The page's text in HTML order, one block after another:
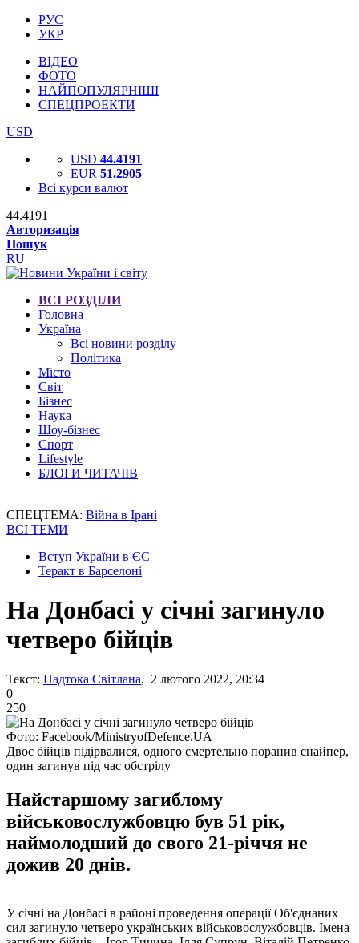
РУС
УКР
ВІДЕО
ФОТО
НАЙПОПУЛЯРНІШІ
СПЕЦПРОЕКТИ
USD
USD 44.4191
EUR 51.2905
Всі курси валют
44.4191
Авторизація
Пошук
RU
ВСІ РОЗДІЛИ
Головна
Україна
Всі новини розділу
Політика
Місто
Світ
Бізнес
Наука
Шоу-бізнес
Спорт
Lifestyle
БЛОГИ ЧИТАЧІВ
СПЕЦТЕМА: Війна в Ірані
ВСІ ТЕМИ
Вступ України в ЄС
Теракт в Барселоні
На Донбасі у січні загинуло
четверо бійців
Текст: Надтока Світлана, 2 лютого 2022, 20:34
0
250
Фото: Facebook/MinistryofDefence.UA
Двоє бійців підірвалися, одного смертельно поранив снайпер,
один загинув під час обстрілу
Найстаршому загиблому
військовослужбовцю був 51 рік,
наймолодший до свого 21-річчя не
дожив 20 днів.
У січні на Донбасі в районі проведення операції Об'єднаних
сил загинуло четверо українських військовослужбовців. Імена